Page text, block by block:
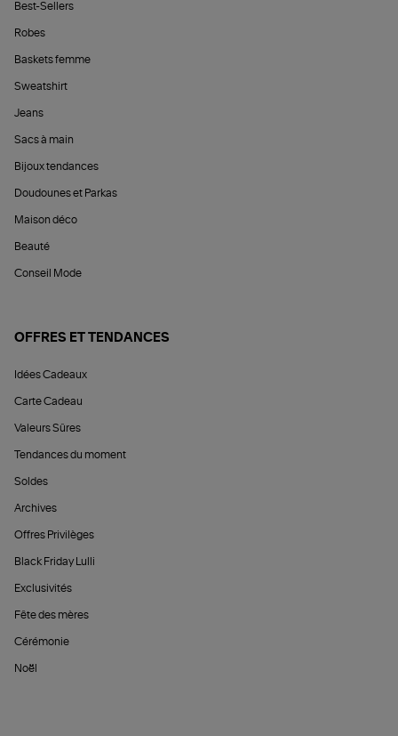
Best-Sellers
Robes
Baskets femme
Sweatshirt
Jeans
Sacs à main
Bijoux tendances
Doudounes et Parkas
Maison déco
Beauté
Conseil Mode
OFFRES ET TENDANCES
Idées Cadeaux
Carte Cadeau
Valeurs Sûres
Tendances du moment
Soldes
Archives
Offres Privilèges
Black Friday Lulli
Exclusivités
Fête des mères
Cérémonie
Noël